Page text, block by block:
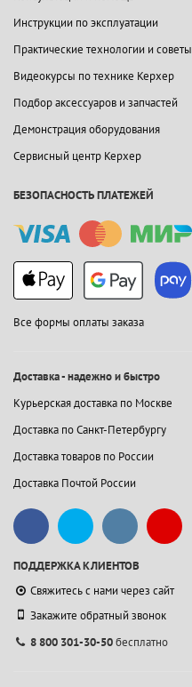
Инструкции по эксплуатации
Практические технологии и советы
Видеокурсы по технике Керхер
Подбор аксессуаров и запчастей
Демонстрация оборудования
Сервисный центр Керхер
БЕЗОПАСНОСТЬ ПЛАТЕЖЕЙ
Все формы оплаты заказа
Доставка - надежно и быстро
Курьерская доставка по Москве
Доставка по Санкт-Петербургу
Доставка товаров по России
Доставка Почтой России
ПОДДЕРЖКА КЛИЕНТОВ
Свяжитесь с нами через сайт
Закажите обратный звонок
8 800 301-30-50бесплатно